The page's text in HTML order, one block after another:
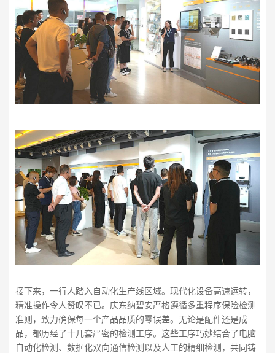
接下来，一行人踏入自动化生产线区域。现代化设备高速运转，
精准操作令人赞叹不已。庆东纳碧安严格遵循多重程序保险检测
准则，致力确保每一个产品品质的零误差。无论是配件还是成
品，都历经了十几套严密的检测工序。这些工序巧妙结合了电脑
自动化检测、数据化双向通信检测以及人工的精细检测，共同铸